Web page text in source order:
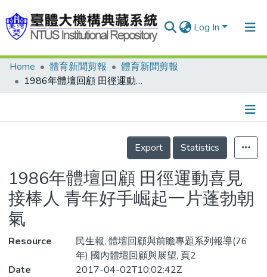
Log In
Communities & Collections
Statistics
Home 體育新聞剪報
體育新聞剪報
1986年體壇回顧 田徑運動喜見接棒人 青年好手崛起一片蓬勃朝氣
Details
Export
Statistics
1986年體壇回顧 田徑運動喜見
接棒人 青年好手崛起一片蓬勃朝
氣
Resource
民生報, 體壇回顧與前瞻專題系列報導(76
年) 國內體壇回顧與展望, 頁2
Date
2017-04-02T10:02:42Z